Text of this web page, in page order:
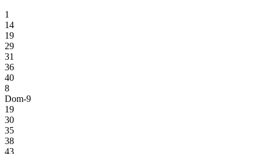
1
14
19
29
31
36
40
8
Dom-9
19
30
35
38
43